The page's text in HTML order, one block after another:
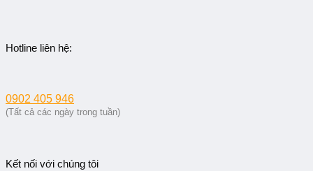
Hotline liên hệ:
0902 405 946
(Tất cả các ngày trong tuần)
Kết nối với chúng tôi